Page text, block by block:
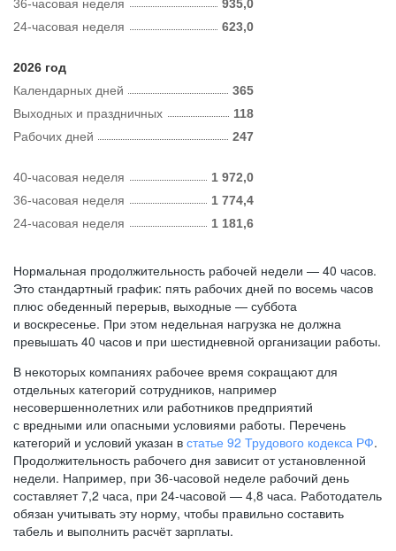
36-часовая неделя
935,0
24-часовая неделя
623,0
2026 год
Календарных дней
365
Рабочих дней 247
Выходных и праздничных 118
40-часовая неделя
1 972,0
36-часовая неделя
1 774,4
24-часовая неделя
1 181,6
Нормальная продолжительность рабочей недели — 40 часов.
Это стандартный график: пять рабочих дней по восемь часов
плюс обеденный перерыв, выходные — суббота
и воскресенье. При этом недельная нагрузка не должна
превышать 40 часов и при шестидневной организации работы.
В некоторых компаниях рабочее время сокращают для
отдельных категорий сотрудников, например
несовершеннолетних или работников предприятий
с вредными или опасными условиями работы. Перечень
категорий и условий указан в статье 92 Трудового кодекса РФ.
Продолжительность рабочего дня зависит от установленной
недели. Например, при 36-часовой неделе рабочий день
составляет 7,2 часа, при 24-часовой — 4,8 часа. Работодатель
обязан учитывать эту норму, чтобы правильно составить
табель и выполнить расчёт зарплаты.